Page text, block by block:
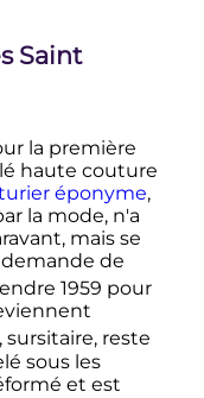
Saint
la première
haute couture
éponyme,
la mode, n'a
mais se
de
1959 pour
sursitaire, reste
sous les
et est